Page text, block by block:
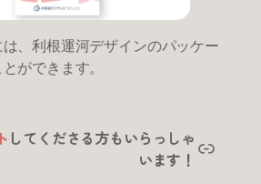
、利根運河デザインのパッケー
ができます。
してくださる方もいらっしゃ
います！ リンク